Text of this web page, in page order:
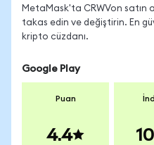
MetaMask'ta CRWVon satın
takas edin ve değiştirin. En
kripto cüzdanı.
Google Play
Puan
4.4